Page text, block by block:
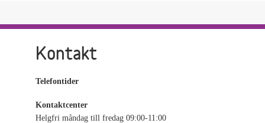
Kontakt
Telefontider
Kontaktcenter
Helgfri måndag till fredag 09:00-11:00